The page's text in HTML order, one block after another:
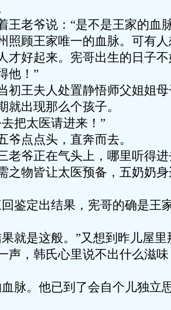
王老爷说：“是不是王家的血
照顾王家唯一的血脉。可有
才好起来。宪哥出生的日子
他！”
王夫人处置静悟师父姐姐母
出现那么个孩子。
把太医请进来！”
点点头，直奔而去。
老爷正在气头上，哪里听得进
之物皆让太医预备，五奶奶
鉴定出结果，宪哥的确是王
就是这般。”又想到昨儿屋
声，韩氏心里说不出什么滋
脉。他已到了会自个儿独立